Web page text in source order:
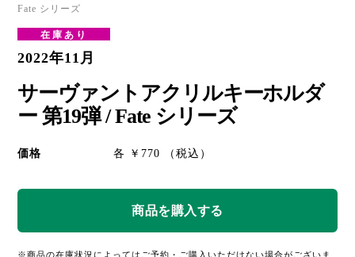
Fate シリーズ
在庫あり
2022年11月
サーヴァントアクリルキーホルダ
ー 第19弾 / Fate シリーズ
価格 各 ￥770 （税込）
※商品の在庫状況によってはご予約・ご購入いただけない場合がございま